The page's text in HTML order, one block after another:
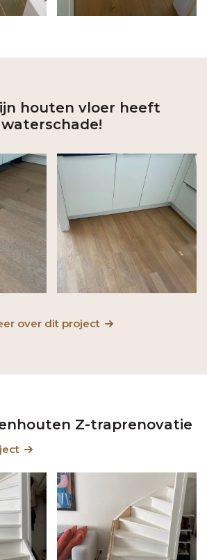
houten vloer heeft
waterschade!
over dit project
Z-traprenovatie